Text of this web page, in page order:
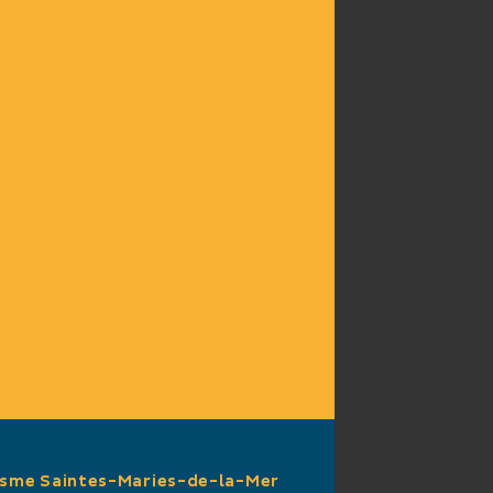
Saintes-Maries-de-la-Mer